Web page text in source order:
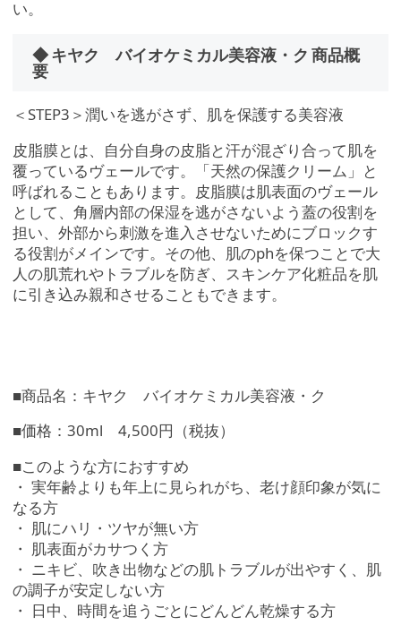
い。
◆ キヤク バイオケミカル美容液・ク 商品概
要
＜STEP3＞潤いを逃がさず、肌を保護する美容液
皮脂膜とは、自分自身の皮脂と汗が混ざり合って肌を
覆っているヴェールです。「天然の保護クリーム」と
呼ばれることもあります。皮脂膜は肌表面のヴェール
として、角層内部の保湿を逃がさないよう蓋の役割を
担い、外部から刺激を進入させないためにブロックす
る役割がメインです。その他、肌のphを保つことで大
人の肌荒れやトラブルを防ぎ、スキンケア化粧品を肌
に引き込み親和させることもできます。
■商品名：キヤク バイオケミカル美容液・ク
■価格：30ml 4,500円（税抜）
■このような方におすすめ
・ 実年齢よりも年上に見られがち、老け顔印象が気に
なる方
・ 肌にハリ・ツヤが無い方
・ 肌表面がカサつく方
・ ニキビ、吹き出物などの肌トラブルが出やすく、肌
の調子が安定しない方
・ 日中、時間を追うごとにどんどん乾燥する方